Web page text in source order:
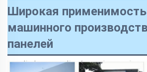
Широкая
машинного
панелей